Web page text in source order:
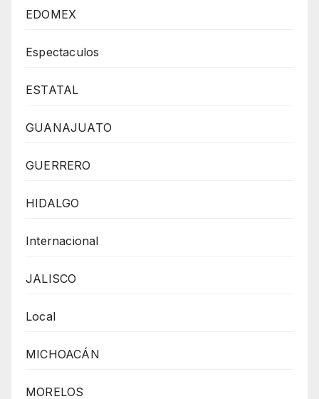
EDOMEX
Espectaculos
ESTATAL
GUANAJUATO
GUERRERO
HIDALGO
Internacional
JALISCO
Local
MICHOACÁN
MORELOS